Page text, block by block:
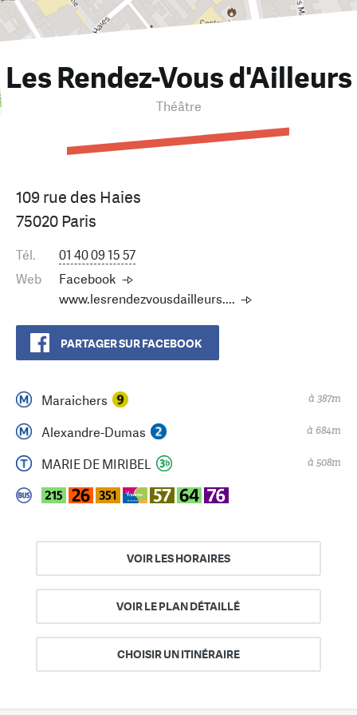
Les Rendez-Vous d'Ailleurs
Théâtre
109 rue des Haies
75020 Paris
Tél.
01 40 09 15 57
Web
Facebook
www.lesrendezvousdailleurs....
PARTAGER SUR FACEBOOK
Maraichers à 387m
Alexandre-Dumas à 684m
MARIE DE MIRIBEL à 508m
VOIR LES HORAIRES
VOIR LE PLAN DÉTAILLÉ
CHOISIR UN ITINÉRAIRE